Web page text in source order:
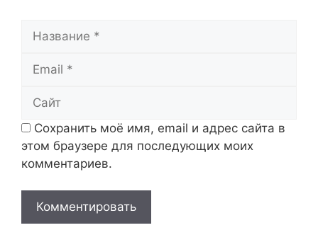
Сохранить моё имя, email и адрес сайта в
этом браузере для последующих моих
комментариев.